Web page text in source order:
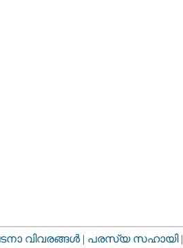
വിവരങ്ങള്‍ | പരസ്യ സഹായി |